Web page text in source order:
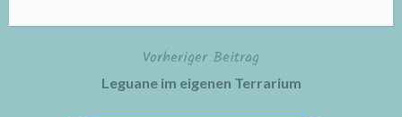
BeitragsnavigationVorheriger Beitrag
Leguane im eigenen Terrarium